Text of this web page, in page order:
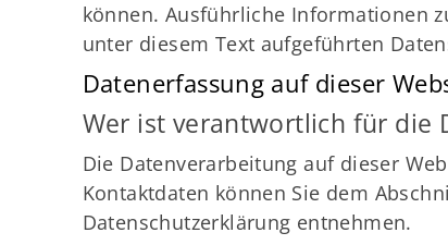
können. Ausführliche Informationen
unter diesem Text aufgeführten
Datenerfassung auf dieser
Wer ist verantwortlich für die
Die Datenverarbeitung auf dieser
Kontaktdaten können Sie dem
Datenschutzerklärung entnehmen.